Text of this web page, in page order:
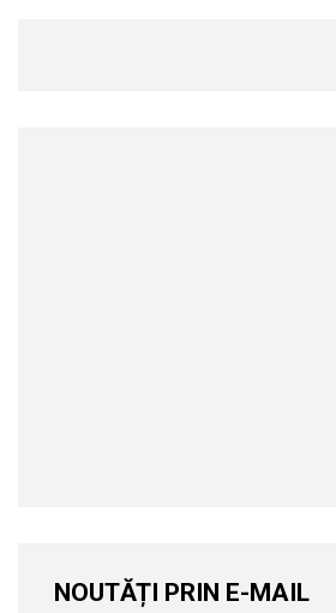
NOUTĂȚI PRIN E-MAIL